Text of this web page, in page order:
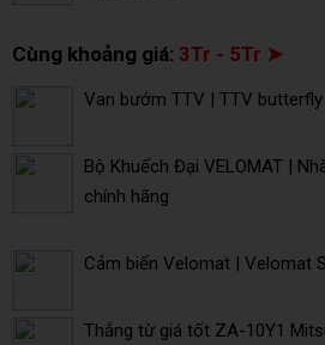
Cùng khoảng giá: 3Tr - 5Tr ➤
Van bướm TTV | TTV butterfly
Bộ Khuếch Đại VELOMAT |
chính hãng
Cảm biến Velomat | Velomat
Thắng từ giá tốt ZA-10Y1